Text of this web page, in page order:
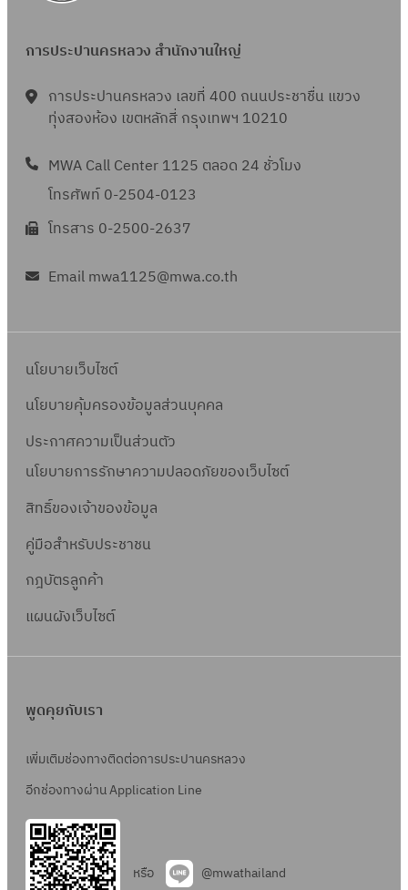
การประปานครหลวง สำนักงานใหญ่
การประปานครหลวง เลขที่ 400 ถนนประชาชื่น แขวง
ทุ่งสองห้อง เขตหลักสี่ กรุงเทพฯ 10210
MWA Call Center 1125 ตลอด 24 ชั่วโมง
โทรศัพท์ 0-2504-0123
โทรสาร 0-2500-2637
Email mwa1125@mwa.co.th
นโยบายเว็บไซต์
นโยบายคุ้มครองข้อมูลส่วนบุคคล
ประกาศความเป็นส่วนตัว
นโยบายการรักษาความปลอดภัยของเว็บไซต์
สิทธิ์ของเจ้าของข้อมูล
คู่มือสำหรับประชาชน
กฎบัตรลูกค้า
แผนผังเว็บไซต์
พูดคุยกับเรา
เพิ่มเติมช่องทางติดต่อการประปานครหลวง
อีกช่องทางผ่าน Application Line
หรือ @mwathailand